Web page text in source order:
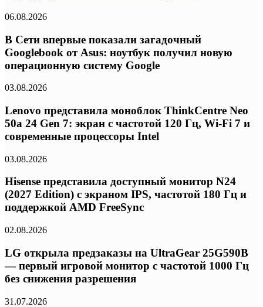
06.08.2026
В Сети впервые показали загадочный
Googlebook от Asus: ноутбук получил новую
операционную систему Google
03.08.2026
Lenovo представила моноблок ThinkCentre Neo
50a 24 Gen 7: экран с частотой 120 Гц, Wi-Fi 7 и
современные процессоры Intel
03.08.2026
Hisense представила доступный монитор N24
(2027 Edition) с экраном IPS, частотой 180 Гц и
поддержкой AMD FreeSync
02.08.2026
LG открыла предзаказы на UltraGear 25G590B
— первый игровой монитор с частотой 1000 Гц
без снижения разрешения
31.07.2026